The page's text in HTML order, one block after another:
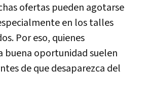
ofertas pueden agotarse
en los talles
Por eso, quienes
buena oportunidad suelen
de que desaparezca del